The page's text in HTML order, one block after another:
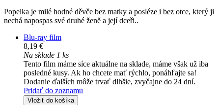
Popelka je milé hodné děvče bez matky a posléze i bez otce, který ji
nechá napospas své druhé ženě a její dceři..
Blu-ray film
8,19 €
Na sklade 1 ks
Tento film máme síce aktuálne na sklade, máme však už iba
posledné kusy. Ak ho chcete mať rýchlo, ponáhľajte sa!
Dodanie ďalších môže trvať dlhšie, zvyčajne do 24 dní.
Pridať do zoznamu
Vložiť do košíka